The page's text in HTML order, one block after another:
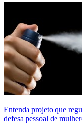
Entenda projeto que
defesa pessoal de